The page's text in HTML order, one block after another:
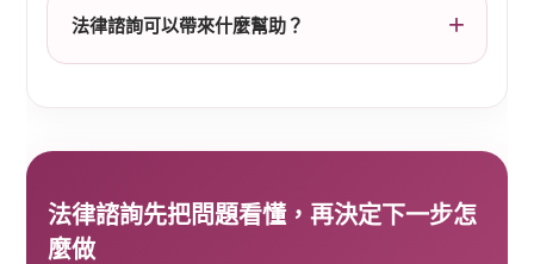
法律諮詢可以帶來什麼幫助？
法律諮詢先把問題看懂，再決定下一步怎
麼做